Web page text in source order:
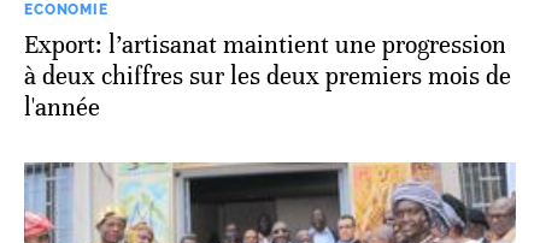
ECONOMIE
Export: l’artisanat maintient une progression
à deux chiffres sur les deux premiers mois de
l'année